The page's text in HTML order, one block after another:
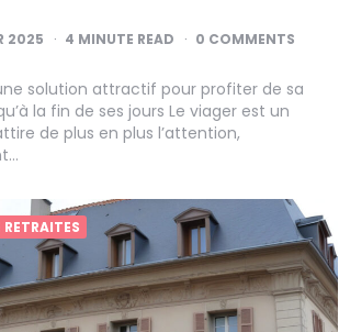
2025 4 MINUTE READ 0 COMMENTS
solution attractif pour profiter de sa
la fin de ses jours Le viager est un
de plus en plus l’attention,